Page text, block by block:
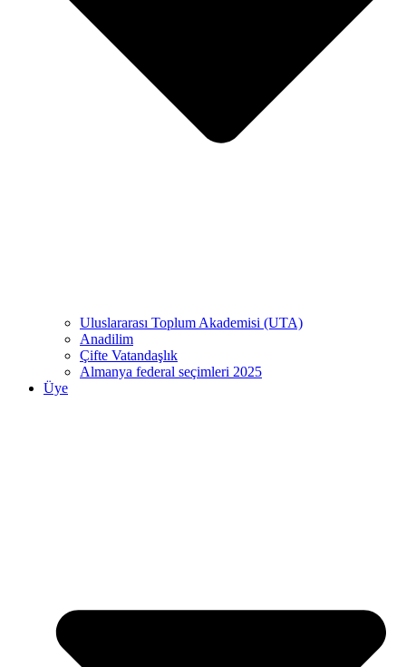
Uluslararası Toplum Akademisi (UTA)
Anadilim
Çifte Vatandaşlık
Almanya federal seçimleri 2025
Üye